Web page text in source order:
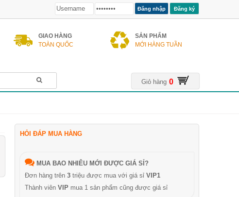
Đăng ký
GIAO HÀNG
TOÀN QUỐC
SẢN PHẨM
MỚI HÀNG TUẦN
Giỏ hàng 0
HỎI ĐÁP MUA HÀNG
MUA BAO NHIÊU MỚI ĐƯỢC GIÁ SỈ?
Đơn hàng trên 3 triệu được mua với giá sỉ VIP1
Thành viên VIP mua 1 sản phẩm cũng được giá sỉ